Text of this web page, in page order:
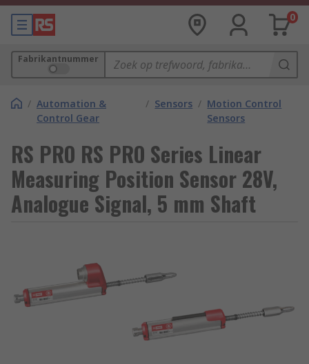
0
Fabrikantnummer
/ Automation &
Control Gear
/ Sensors / Motion Control
Sensors
RS PRO RS PRO Series Linear
Measuring Position Sensor 28V,
Analogue Signal, 5 mm Shaft